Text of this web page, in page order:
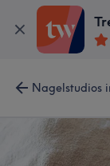
Nagelstudios